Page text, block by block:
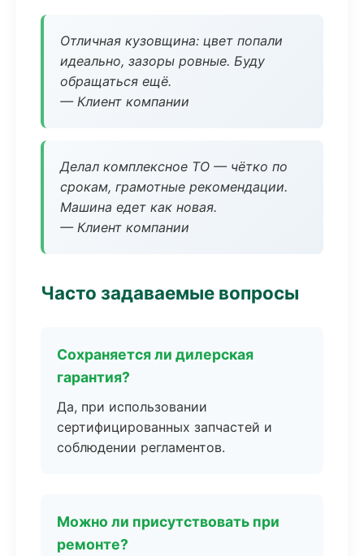
Отличная кузовщина: цвет попали
идеально, зазоры ровные. Буду
обращаться ещё.
— Клиент компании
Делал комплексное ТО — чётко по
срокам, грамотные рекомендации.
Машина едет как новая.
— Клиент компании
Часто задаваемые вопросы
Сохраняется ли дилерская
гарантия?
Да, при использовании
сертифицированных запчастей и
соблюдении регламентов.
Можно ли присутствовать при
ремонте?